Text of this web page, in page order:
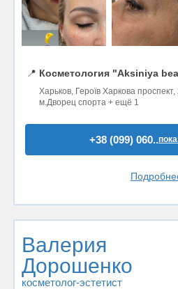
📍 Косметология "Aksiniya
Харьков, Героїв Харкова проспект,
м.Дворец спорта + ещё 1
+38 (099) 060..
Валерия
Дорошенко
косметолог-эстетист